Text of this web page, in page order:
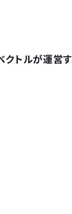
トルが運営